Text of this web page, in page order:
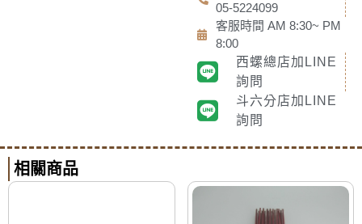
05-5224099
客服時間 AM 8:30~ PM
8:00
西螺總店加LINE
詢問
斗六分店加LINE
詢問
相關商品